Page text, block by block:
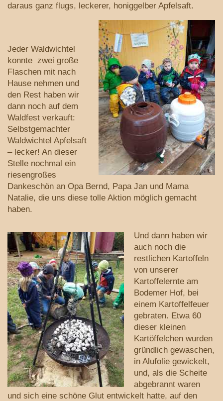
daraus ganz flugs, leckerer, honiggelber Apfelsaft.
Jeder Waldwichtel
konnte zwei große
Flaschen mit nach
Hause nehmen und
den Rest haben wir
dann noch auf dem
Waldfest verkauft:
Selbstgemachter
Waldwichtel Apfelsaft
– lecker! An dieser
Stelle nochmal ein
riesengroßes
Dankeschön an Opa Bernd, Papa Jan und Mama
Natalie, die uns diese tolle Aktion möglich gemacht
haben.
Und dann haben wir
auch noch die
restlichen Kartoffeln
von unserer
Kartoffelernte am
Bodemer Hof, bei
einem Kartoffelfeuer
gebraten. Etwa 60
dieser kleinen
Kartöffelchen wurden
gründlich gewaschen,
in Alufolie gewickelt,
und, als die Scheite
abgebrannt waren
und sich eine schöne Glut entwickelt hatte, auf den